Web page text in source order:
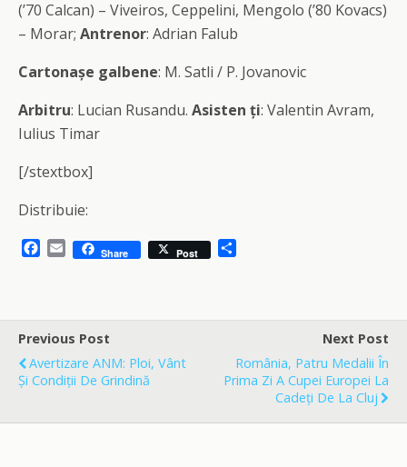
(’70 Calcan) – Viveiros, Ceppelini, Mengolo (’80 Kovacs)
– Morar; Antrenor: Adrian Falub
Cartonașe galbene: M. Satli / P. Jovanovic
Arbitru: Lucian Rusandu. Asisten ți: Valentin Avram,
Iulius Timar
[/stextbox]
Distribuie:
b
o
o
k
E
l
Share Post
e
Previous Post
Avertizare ANM: Ploi, Vânt
Și Condiții De Grindină
Next Post
România, Patru Medalii În
Prima Zi A Cupei Europei La
Cadeți De La Cluj